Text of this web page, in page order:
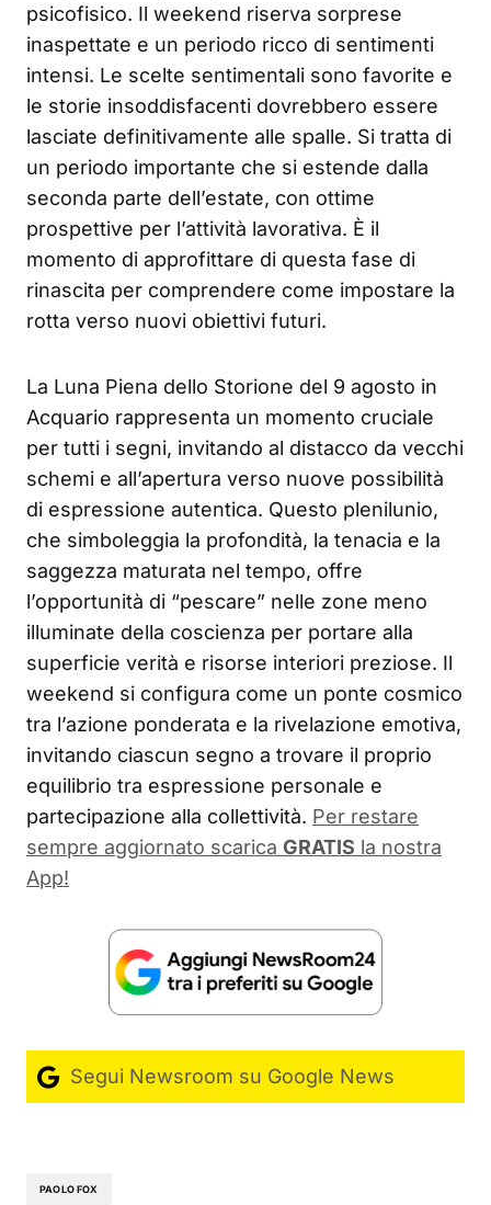
psicofisico. Il weekend riserva sorprese
inaspettate e un periodo ricco di sentimenti
intensi. Le scelte sentimentali sono favorite e
le storie insoddisfacenti dovrebbero essere
lasciate definitivamente alle spalle. Si tratta di
un periodo importante che si estende dalla
seconda parte dell’estate, con ottime
prospettive per l’attività lavorativa. È il
momento di approfittare di questa fase di
rinascita per comprendere come impostare la
rotta verso nuovi obiettivi futuri.
La Luna Piena dello Storione del 9 agosto in
Acquario rappresenta un momento cruciale
per tutti i segni, invitando al distacco da vecchi
schemi e all’apertura verso nuove possibilità
di espressione autentica. Questo plenilunio,
che simboleggia la profondità, la tenacia e la
saggezza maturata nel tempo, offre
l’opportunità di “pescare” nelle zone meno
illuminate della coscienza per portare alla
superficie verità e risorse interiori preziose. Il
weekend si configura come un ponte cosmico
tra l’azione ponderata e la rivelazione emotiva,
invitando ciascun segno a trovare il proprio
equilibrio tra espressione personale e
partecipazione alla collettività. Per restare
sempre aggiornato scarica GRATIS la nostra
App!
Segui Newsroom su Google News
PAOLO FOX